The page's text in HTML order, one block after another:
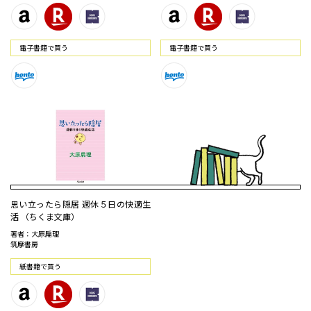
電⼦書籍で買う 電⼦書籍で買う
思い立ったら隠居 週休５日の快適生
活 （ちくま文庫）
著者：大原扁理
筑摩書房
紙書籍で買う